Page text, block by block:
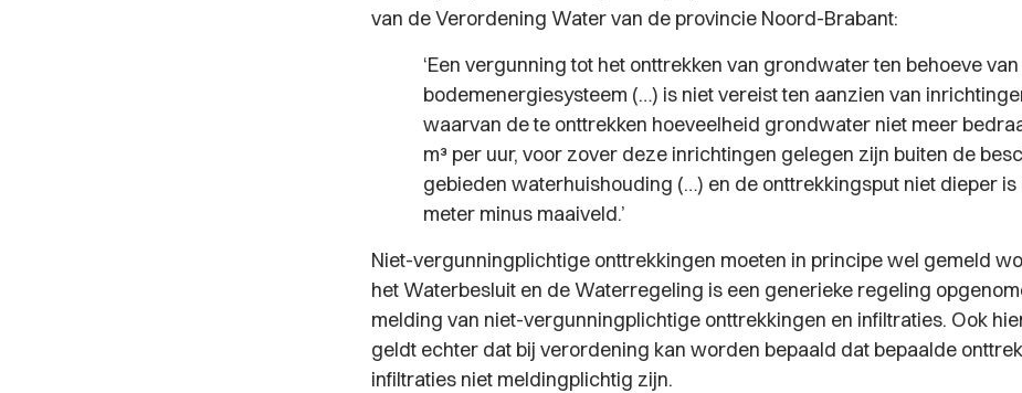
van de Verordening Water van de provincie Noord-Brabant:
‘Een vergunning tot het onttrekken van grondwater ten behoeve
bodemenergiesysteem (…) is niet vereist ten aanzien van
waarvan de te onttrekken hoeveelheid grondwater niet meer
m³ per uur, voor zover deze inrichtingen gelegen zijn buiten de
gebieden waterhuishouding (…) en de onttrekkingsput niet dieper is
meter minus maaiveld.’
Niet-vergunningplichtige onttrekkingen moeten in principe wel gemeld
het Waterbesluit en de Waterregeling is een generieke regeling
melding van niet-vergunningplichtige onttrekkingen en infiltraties. Ook
geldt echter dat bij verordening kan worden bepaald dat bepaalde
infiltraties niet meldingplichtig zijn.